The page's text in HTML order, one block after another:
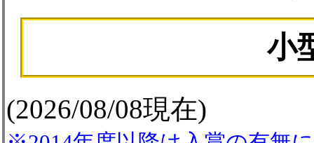
小
(2026/08/08現在)